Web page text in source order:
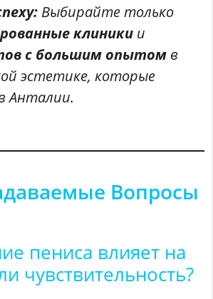
Выбирайте только
клиники и
с большим опытом в
эстетике, которые
Анталии.
Вопросы
пениса влияет на
чувствительность?